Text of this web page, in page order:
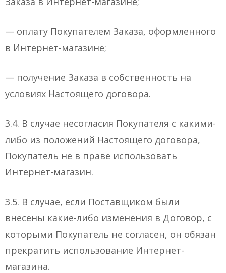
— оплату Покупателем Заказа, оформленного
в Интернет-магазине;
— получение Заказа в собственность на
условиях Настоящего договора.
3.4. В случае несогласия Покупателя с какими-
либо из положений Настоящего договора,
Покупатель не в праве использовать
Интернет-магазин.
3.5. В случае, если Поставщиком были
внесены какие-либо изменения в Договор, с
которыми Покупатель не согласен, он обязан
прекратить использование Интернет-
магазина.